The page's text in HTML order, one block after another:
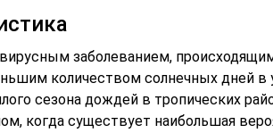
заболеванием,
количеством солнечных дней в
сезона дождей в тропических
когда существует наибольшая